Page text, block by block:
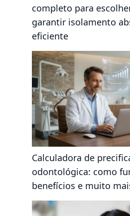
completo para
garantir isolamento
eficiente
Calculadora de
odontológica: como
benefícios e muito